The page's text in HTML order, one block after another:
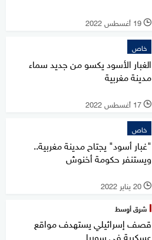
l 19 أغسطس 2022
خاص
الغبار الأسود يكسو من جديد سماء
مدينة مغربية
l 17 أغسطس 2022
خاص
"غبار أسود" يجتاح مدينة مغربية..
ويستنفر حكومة أخنوش
l 20 يناير 2022
شرق أوسط
قصف إسرائيلي يستهدف مواقع
عسكرية في سوريا